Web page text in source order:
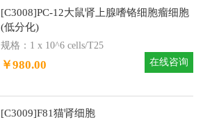
[C3008]PC-12大鼠肾上腺嗜铬细胞瘤细胞
(低分化)
规格：1 x 10^6 cells/T25
￥980.00 在线咨询
[C3009]F81猫肾细胞